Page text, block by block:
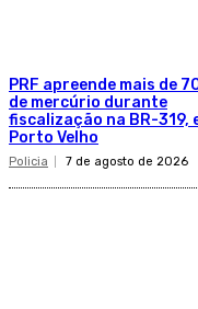
PRF apreende mais de
de mercúrio durante
fiscalização na BR-319,
Porto Velho
Policia 7 de agosto de 2026